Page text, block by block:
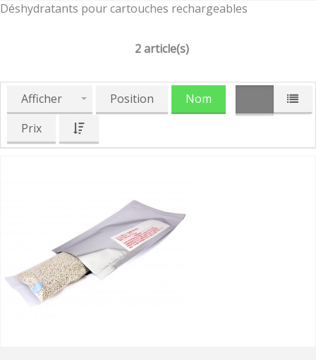
Déshydratants pour cartouches rechargeables
2 article(s)
Afficher Position
Nom
Prix